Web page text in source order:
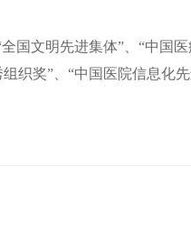
国文明先进集体”、“中国
织奖”、“中国医院信息化